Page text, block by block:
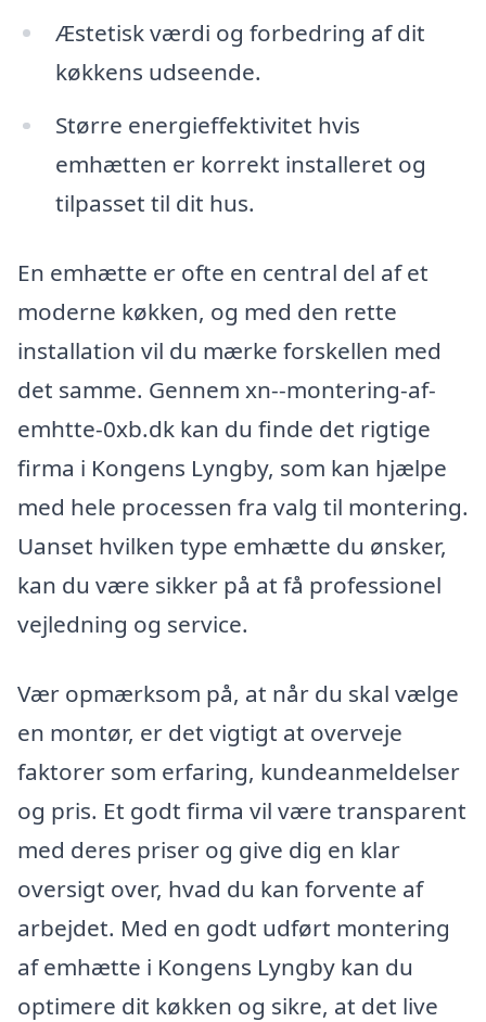
Æstetisk værdi og forbedring af dit
køkkens udseende.
Større energieffektivitet hvis
emhætten er korrekt installeret og
tilpasset til dit hus.
En emhætte er ofte en central del af et
moderne køkken, og med den rette
installation vil du mærke forskellen med
det samme. Gennem xn--montering-af-
emhtte-0xb.dk kan du finde det rigtige
firma i Kongens Lyngby, som kan hjælpe
med hele processen fra valg til montering.
Uanset hvilken type emhætte du ønsker,
kan du være sikker på at få professionel
vejledning og service.
Vær opmærksom på, at når du skal vælge
en montør, er det vigtigt at overveje
faktorer som erfaring, kundeanmeldelser
og pris. Et godt firma vil være transparent
med deres priser og give dig en klar
oversigt over, hvad du kan forvente af
arbejdet. Med en godt udført montering
af emhætte i Kongens Lyngby kan du
optimere dit køkken og sikre, at det live